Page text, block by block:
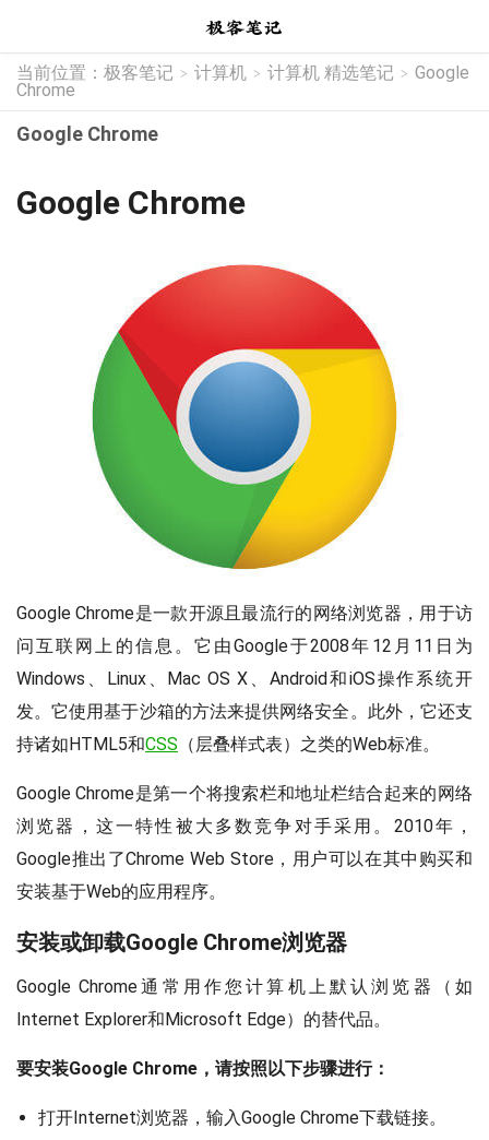
当前位置： 极客笔记 > 计算机 > 计算机 精选笔记 > Google
Chrome
Google Chrome
Google Chrome
Google Chrome是一款开源且最流行的网络浏览器，用于访
问互联网上的信息。它由Google于2008年12月11日为
Windows、Linux、Mac OS X、Android和iOS操作系统开
发。它使用基于沙箱的方法来提供网络安全。此外，它还支
持诸如HTML5和CSS （层叠样式表）之类的Web标准。
Google Chrome是第一个将搜索栏和地址栏结合起来的网络
浏览器，这一特性被大多数竞争对手采用。2010年，
Google推出了Chrome Web Store，用户可以在其中购买和
安装基于Web的应用程序。
安装或卸载Google Chrome浏览器
Google Chrome通常用作您计算机上默认浏览器（如
Internet Explorer和Microsoft Edge）的替代品。
要安装Google Chrome，请按照以下步骤进行：
打开Internet浏览器，输入Google Chrome下载链接。